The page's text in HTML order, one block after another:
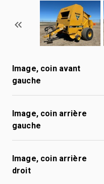
Image, coin avant
gauche
Image, coin arrière
gauche
Image, coin arrière
droit